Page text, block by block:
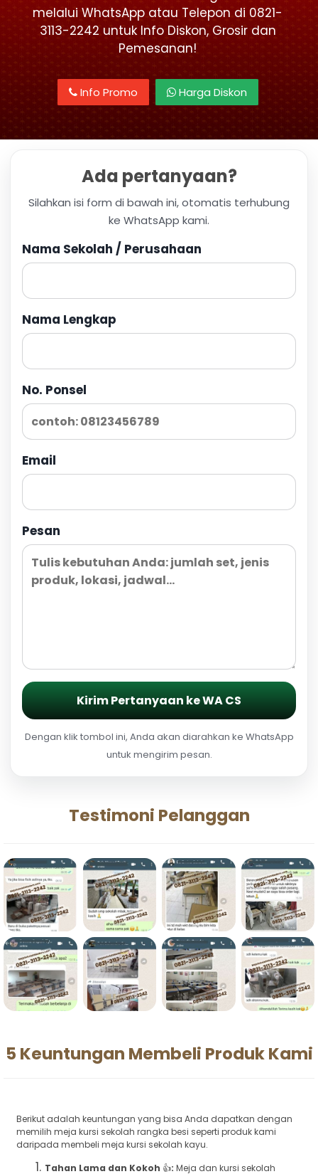
melalui WhatsApp atau Telepon di 0821-
3113-2242 untuk Info Diskon, Grosir dan
Pemesanan!
Info Promo Harga Diskon
Ada pertanyaan?
Silahkan isi form di bawah ini, otomatis terhubung
ke WhatsApp kami.
Nama Sekolah / Perusahaan
Nama Lengkap
No. Ponsel
Email
Pesan
Kirim Pertanyaan ke WA CS
Dengan klik tombol ini, Anda akan diarahkan ke WhatsApp
untuk mengirim pesan.
Testimoni Pelanggan
5 Keuntungan Membeli Produk Kami
Berikut adalah keuntungan yang bisa Anda dapatkan dengan
memilih meja kursi sekolah rangka besi seperti produk kami
daripada membeli meja kursi sekolah kayu.
Tahan Lama dan Kokoh 👍: Meja dan kursi sekolah